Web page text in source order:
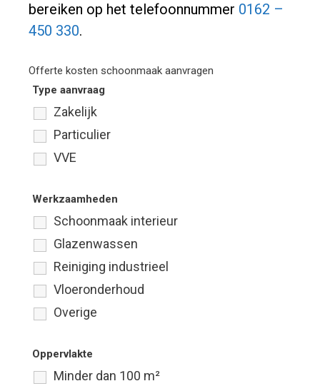
bereiken op het telefoonnummer 0162 –
450 330.
Offerte kosten schoonmaak aanvragen
Type aanvraag
Zakelijk
Particulier
VVE
Werkzaamheden
Schoonmaak interieur
Glazenwassen
Reiniging industrieel
Vloeronderhoud
Overige
Oppervlakte
Minder dan 100 m²